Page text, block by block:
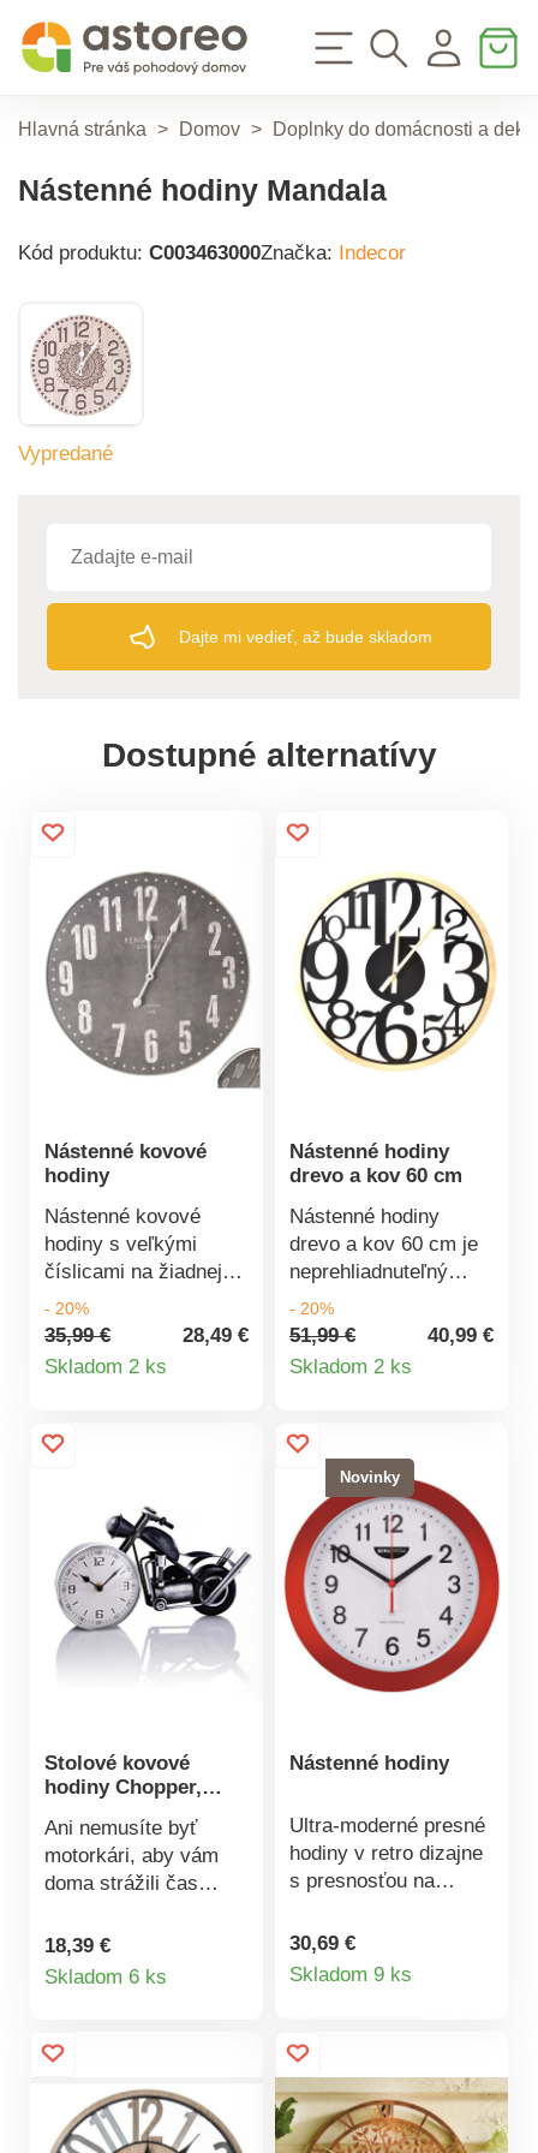
Hlavná stránka > Domov > Doplnky do domácnosti a
Nástenné hodiny Mandala
Kód produktu: C003463000Značka: Indecor
Vypredané
Dajte mi vedieť, až bude skladom
Dostupné alternatívy
Nástenné kovové
hodiny
Nástenné kovové
hodiny s veľkými
číslicami na žiadnej
stene neprehliadnete.
Ich jednoduchý štýl sa
hodí do každého
Prevádzka na 1 x
balenia).Nástenné
kovové hodinyVeľké a
prehľadné
číslicePrevádzka na 1
x batérie AA (niesú
súčasťou balenia)
- 20%
35,99 €
28,49 €
Skladom 2 ks
Nástenné hodiny
drevo a kov 60 cm
Nástenné hodiny
drevo a kov 60 cm je
neprehliadnuteľný
dizajnový kúsok na
stenu každého
interiéru. Nemajú
batérie (nie je
súčasťou balenia).
Materiál: drevo, kov.
Rozmery: priemer 60
cm.Nástenné
hodinyPriemer 60
cmPrehľadnéPrevádzka
na batérie 1x AA (nie
je súčasťou balenia)
- 20%
51,99 €
40,99 €
Skladom 2 ks
Stolové kovové
hodiny Chopper,
Ani nemusíte byť
motorkári, aby vám
doma strážili čas
dekoratívne hodiny v
podobe luxusného
predné koleso
budete vedieť koľko
bije. Krásne retro
18,39 €
Skladom 6 ks
Novinky
Nástenné hodiny
Ultra-moderné presné
hodiny v retro dizajne
s presnosťou na
Ľahko čitateľný
ciferník so
prepínaním na
letný/zimný čas.
Dokonalé hodiny
nielen do kuchyne!
30,69 €
Skladom 9 ks